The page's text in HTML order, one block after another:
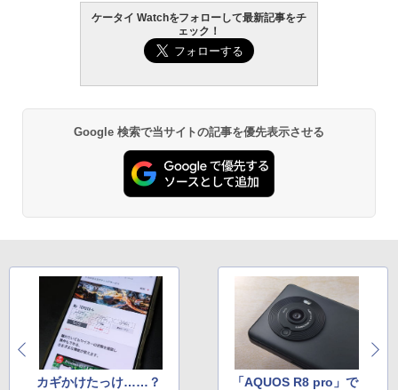
ケータイ Watchをフォローして最新記事をチ
ェック！
Google 検索で当サイトの記事を優先表示させる
カギかけたっけ……？
「AQUOS R8 pro」で